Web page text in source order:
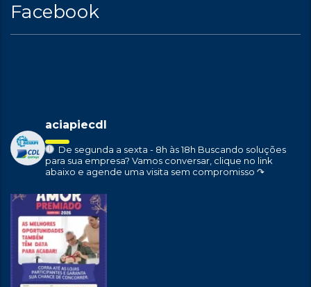
Facebook
aciapiecdl
De segunda a sexta - 8h às 18h Buscando soluções
para sua empresa? Vamos conversar, clique no link
abaixo e agende uma visita sem compromisso ↷